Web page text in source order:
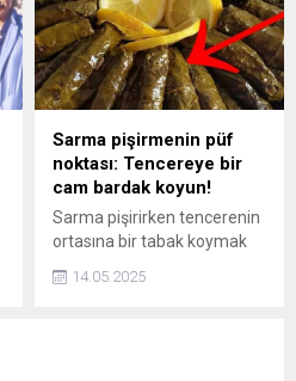
oldu. Asena Demirbağ'dan
peş peşe paylaşım geldi.
Sarma pişirmenin püf
noktası: Tencereye bir
cam bardak koyun!
Sarma pişirirken tencerenin
ortasına bir tabak koymak
yöntemidir. Ancak, yine de
14.05.2025